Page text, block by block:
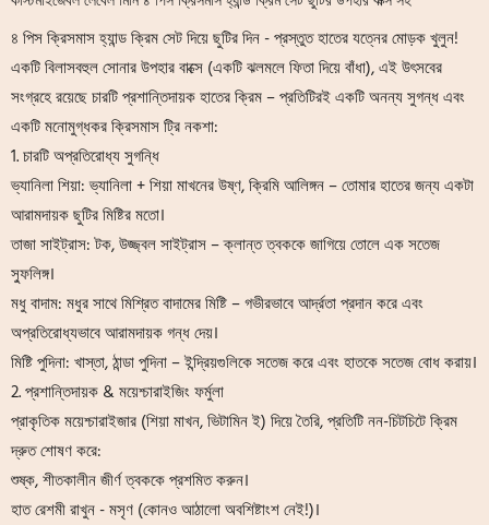
৪ পিস ক্রিসমাস হ্যান্ড ক্রিম সেট দিয়ে ছুটির দিন - প্রস্তুত হাতের যত্নের মোড়ক খুলুন!
একটি বিলাসবহুল সোনার উপহার বাক্সে (একটি ঝলমলে ফিতা দিয়ে বাঁধা), এই উৎসবের
সংগ্রহে রয়েছে চারটি প্রশান্তিদায়ক হাতের ক্রিম – প্রতিটিরই একটি অনন্য সুগন্ধ এবং
একটি মনোমুগ্ধকর ক্রিসমাস ট্রি নকশা:
1. চারটি অপ্রতিরোধ্য সুগন্ধি
ভ্যানিলা শিয়া: ভ্যানিলা + শিয়া মাখনের উষ্ণ, ক্রিমি আলিঙ্গন – তোমার হাতের জন্য একটা
আরামদায়ক ছুটির মিষ্টির মতো।
তাজা সাইট্রাস: টক, উজ্জ্বল সাইট্রাস – ক্লান্ত ত্বককে জাগিয়ে তোলে এক সতেজ
স্ফুলিঙ্গ।
মধু বাদাম: মধুর সাথে মিশ্রিত বাদামের মিষ্টি – গভীরভাবে আর্দ্রতা প্রদান করে এবং
অপ্রতিরোধ্যভাবে আরামদায়ক গন্ধ দেয়।
মিষ্টি পুদিনা: খাস্তা, ঠান্ডা পুদিনা – ইন্দ্রিয়গুলিকে সতেজ করে এবং হাতকে সতেজ বোধ করায়।
2. প্রশান্তিদায়ক & ময়েশ্চারাইজিং ফর্মুলা
প্রাকৃতিক ময়েশ্চারাইজার (শিয়া মাখন, ভিটামিন ই) দিয়ে তৈরি, প্রতিটি নন-চিটচিটে ক্রিম
দ্রুত শোষণ করে:
শুষ্ক, শীতকালীন জীর্ণ ত্বককে প্রশমিত করুন।
হাত রেশমী রাখুন - মসৃণ (কোনও আঠালো অবশিষ্টাংশ নেই!)।